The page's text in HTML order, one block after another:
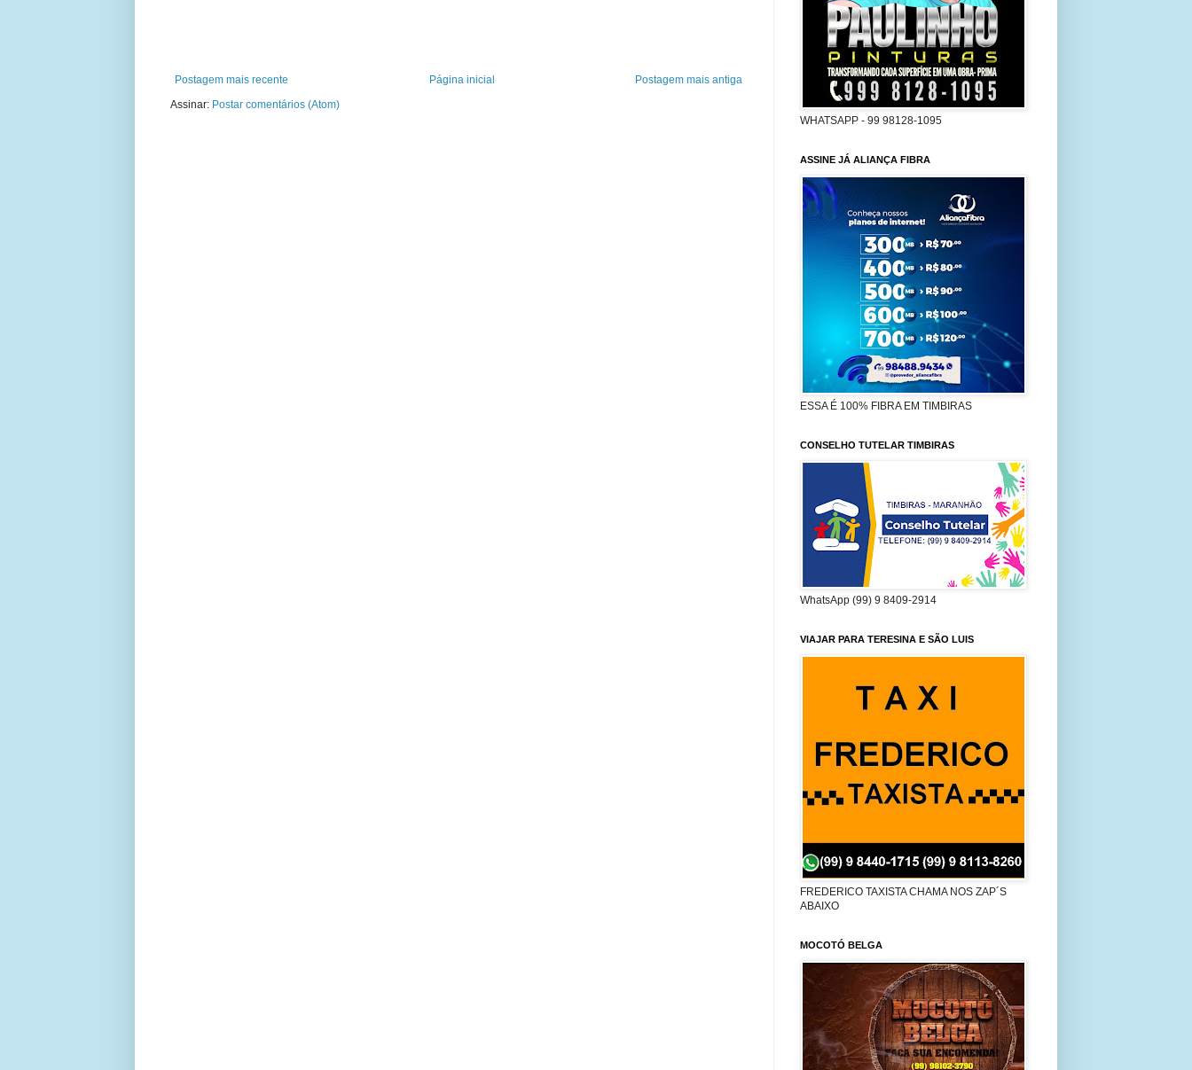
Postagem mais recente Postagem mais antiga
Página inicial
Assinar: Postar comentários (Atom)
WHATSAPP - 99 98128-1095
ASSINE JÁ ALIANÇA FIBRA
ESSA É 100% FIBRA EM TIMBIRAS
CONSELHO TUTELAR TIMBIRAS
WhatsApp (99) 9 8409-2914
VIAJAR PARA TERESINA E SÃO LUIS
FREDERICO TAXISTA CHAMA NOS ZAP´S
ABAIXO
MOCOTÓ BELGA